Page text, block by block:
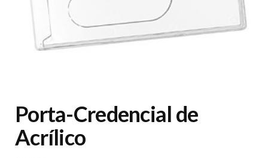
Porta-Credencial de
Acrílico